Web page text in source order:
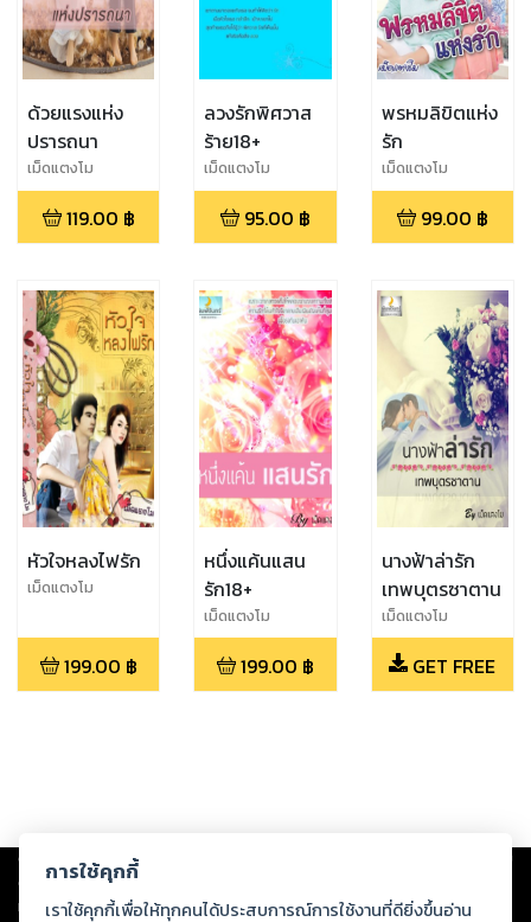
ด้วยแรงแห่ง
ปรารถนา
เม็ดแตงโม
119.00 ฿
ลวงรักพิศวาส
ร้าย18+
เม็ดแตงโม
95.00 ฿
พรหมลิขิตแห่ง
รัก
เม็ดแตงโม
99.00 ฿
หัวใจหลงไฟรัก
เม็ดแตงโม
199.00 ฿
หนึ่งแค้นแสน
รัก18+
เม็ดแตงโม
199.00 ฿
นางฟ้าล่ารัก
เทพบุตรซาตาน
เม็ดแตงโม
GET FREE
Copyright © 2026
ต่อผลงานหรือเนื้อหาใดที่อัปโหลดผ่านเว็บไซต์และปรากฏว่าละเมิดสิทธิใน
ทรัพย์สินทางปัญญาของบุคคลอื่นหรือขัดต่อกฎหมายและศีลธรรม ดังนั้น ผู้อ่าน
การใช้คุกกี้
เราใช้คุกกี้เพื่อให้ทุกคนได้ประสบการณ์การใช้งานที่ดียิ่งขึ้นอ่าน